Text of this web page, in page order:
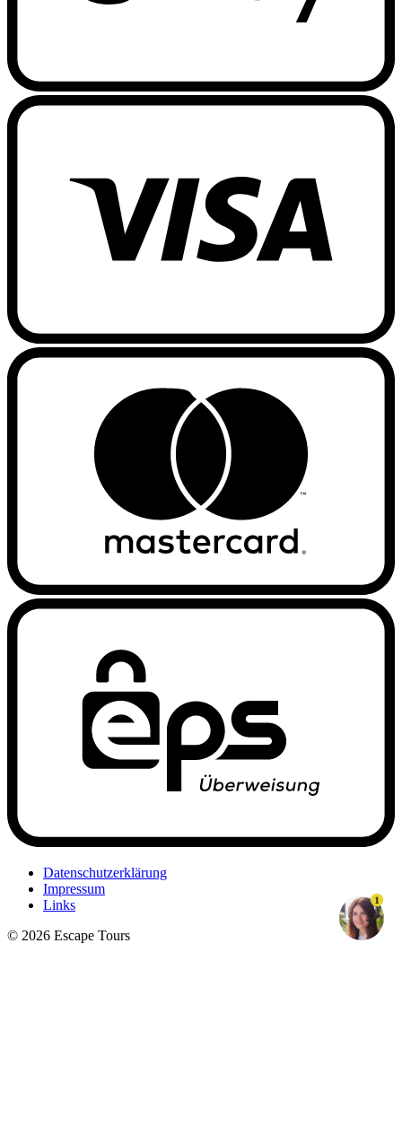
Datenschutzerklärung
Impressum
Links
© 2026 Escape Tours
1